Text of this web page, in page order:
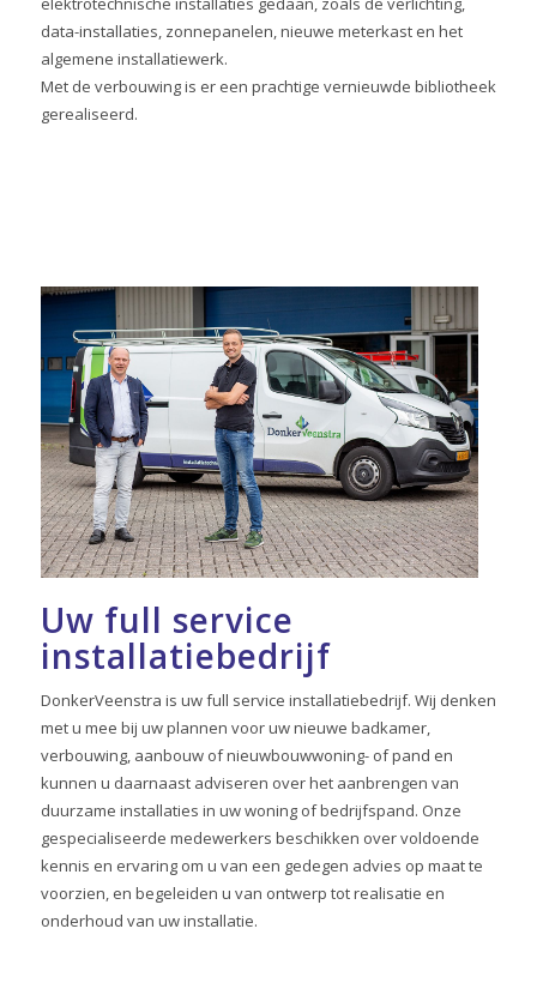
data-installaties, zonnepanelen, nieuwe meterkast en het
algemene installatiewerk.
Met de verbouwing is er een prachtige vernieuwde bibliotheek
gerealiseerd.
Uw full service
installatiebedrijf
DonkerVeenstra is uw full service installatiebedrijf. Wij denken
met u mee bij uw plannen voor uw nieuwe badkamer,
verbouwing, aanbouw of nieuwbouwwoning- of pand en
kunnen u daarnaast adviseren over het aanbrengen van
duurzame installaties in uw woning of bedrijfspand. Onze
gespecialiseerde medewerkers beschikken over voldoende
kennis en ervaring om u van een gedegen advies op maat te
voorzien, en begeleiden u van ontwerp tot realisatie en
onderhoud van uw installatie.